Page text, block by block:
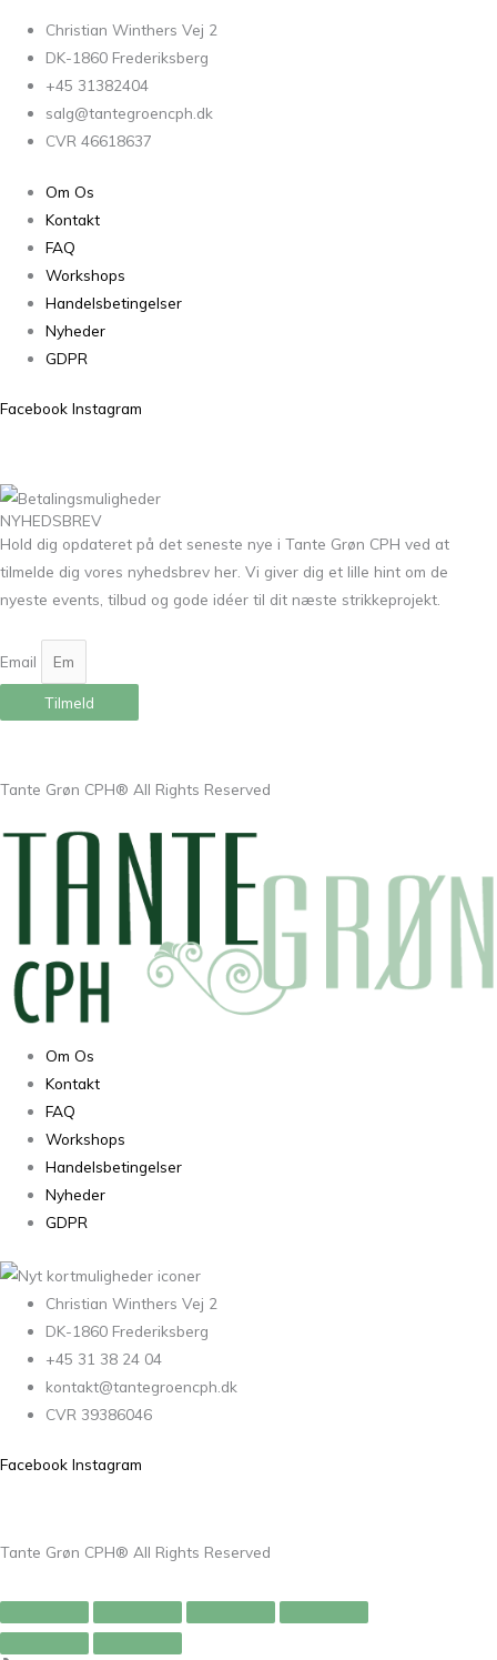
Christian Winthers Vej 2
DK-1860 Frederiksberg
+45 31382404
salg@tantegroencph.dk
CVR 46618637
Om Os
Kontakt
FAQ
Workshops
Handelsbetingelser
Nyheder
GDPR
Facebook Instagram
NYHEDSBREV
Hold dig opdateret på det seneste nye i Tante Grøn CPH ved at
tilmelde dig vores nyhedsbrev her. Vi giver dig et lille hint om de
nyeste events, tilbud og gode idéer til dit næste strikkeprojekt.
Email
Tilmeld
Tante Grøn CPH® All Rights Reserved
Om Os
Kontakt
FAQ
Workshops
Handelsbetingelser
Nyheder
GDPR
Christian Winthers Vej 2
DK-1860 Frederiksberg
+45 31 38 24 04
kontakt@tantegroencph.dk
CVR 39386046
Facebook Instagram
Tante Grøn CPH® All Rights Reserved